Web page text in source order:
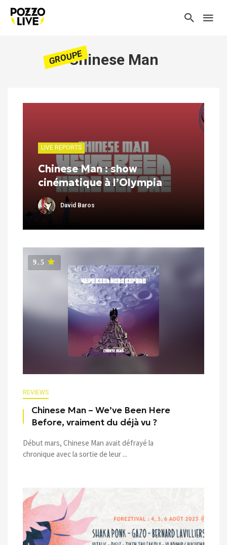
GROUPEChinese Man
LIVE REPORTS
Chinese Man : show
cinématique à l’Olympia
David Baros
9.5
REVIEWS
Chinese Man – We’ve Been Here
Before, vraiment du déjà vu ?
Début mars, Chinese Man avait défrayé la
chronique avec la sortie de leur ...